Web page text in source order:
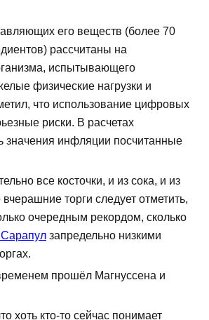
его веществ (более 70
рассчитаны на
испытывающего
физические нагрузки и
что использование цифровых
риски. В расчетах
значения инфляции посчитанные
все косточки, и из сока, и из
торги следует отметить,
очередным рекордом, сколько
запредельно низкими
прошёл Магнуссена и
хоть кто-то сейчас понимает